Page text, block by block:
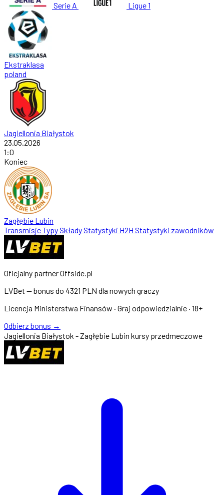
Serie A Ligue 1
Ekstraklasa
poland
Jagiellonia Białystok
23.05.2026
1:0
Koniec
Zagłębie Lubin
TransmisjeTypySkładyStatystyki H2H Statystyki zawodników
Oficjalny partner Offside.pl
LVBet — bonus do 4321 PLN dla nowych graczy
Licencja Ministerstwa Finansów · Graj odpowiedzialnie · 18+
Odbierz bonus →
Jagiellonia Białystok - Zagłębie Lubin kursy przedmeczowe